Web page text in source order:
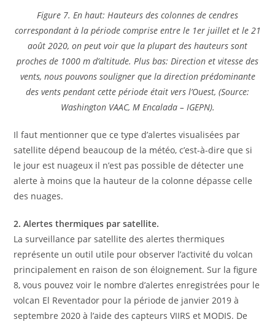
Figure 7. En haut: Hauteurs des colonnes de cendres
correspondant à la période comprise entre le 1er juillet et le 21
août 2020, on peut voir que la plupart des hauteurs sont
proches de 1000 m d’altitude. Plus bas: Direction et vitesse des
vents, nous pouvons souligner que la direction prédominante
des vents pendant cette période était vers l’Ouest, (Source:
Washington VAAC, M Encalada – IGEPN).
Il faut mentionner que ce type d’alertes visualisées par
satellite dépend beaucoup de la météo, c’est-à-dire que si
le jour est nuageux il n’est pas possible de détecter une
alerte à moins que la hauteur de la colonne dépasse celle
des nuages.
2. Alertes thermiques par satellite.
La surveillance par satellite des alertes thermiques
représente un outil utile pour observer l’activité du volcan
principalement en raison de son éloignement. Sur la figure
8, vous pouvez voir le nombre d’alertes enregistrées pour le
volcan El Reventador pour la période de janvier 2019 à
septembre 2020 à l’aide des capteurs VIIRS et MODIS. De